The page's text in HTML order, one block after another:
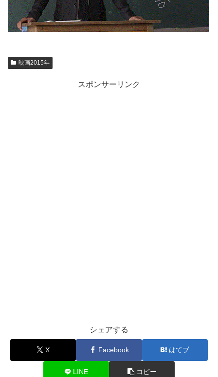
映画2015年
スポンサーリンク
シェアする
X Facebook はてブ
LINE コピー